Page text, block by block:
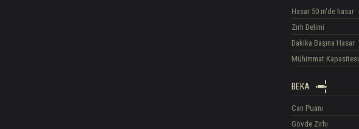
Hasar 50 m'de hasar
Zırh Delimi
Dakika Başına Hasar
Mühimmat Kapasitesi
BEKA
Can Puanı
Gövde Zırhı